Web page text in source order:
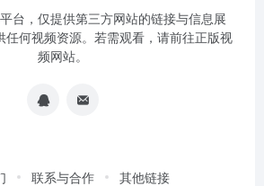
台，仅提供第三方网站的链接与信息展
任何视频资源。若需观看，请前往正版视
频网站。
联系与合作 其他链接